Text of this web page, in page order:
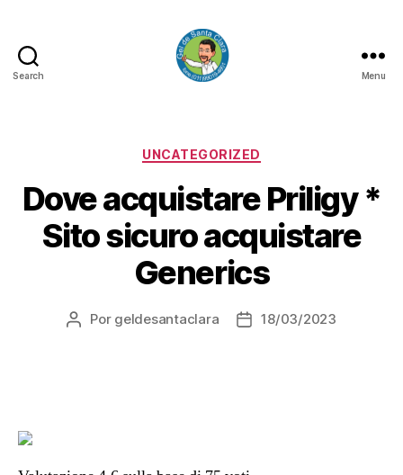
Search
CLARA
Menu
Categorias
UNCATEGORIZED
Dove acquistare Priligy *
Sito sicuro acquistare
Generics
Autor
Por geldesantaclara
Data18/03/2023